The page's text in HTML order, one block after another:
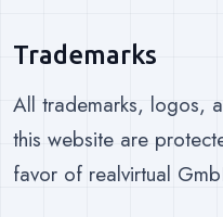
Trademarks
All trademarks, logos,
this website are
favor of realvirtual